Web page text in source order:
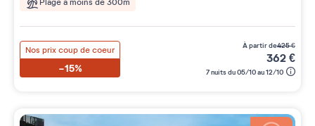
Plage à moins de 300m
Nos prix coup de coeur
-15%
à partir de425€
362€
7 nuits du 05/10 au 12/10